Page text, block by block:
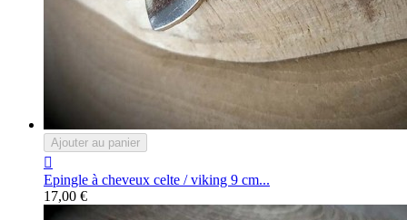
Ajouter au panier

Epingle à cheveux celte / viking 9 cm...
17,00 €